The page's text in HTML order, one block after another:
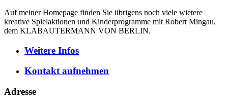
Auf meiner Homepage finden Sie übrigens noch viele wietere
kreative Spielaktionen und Kinderprogramme mit Robert Mingau,
dem KLABAUTERMANN VON BERLIN.
Weitere Infos
Kontaktaufnehmen
Adresse